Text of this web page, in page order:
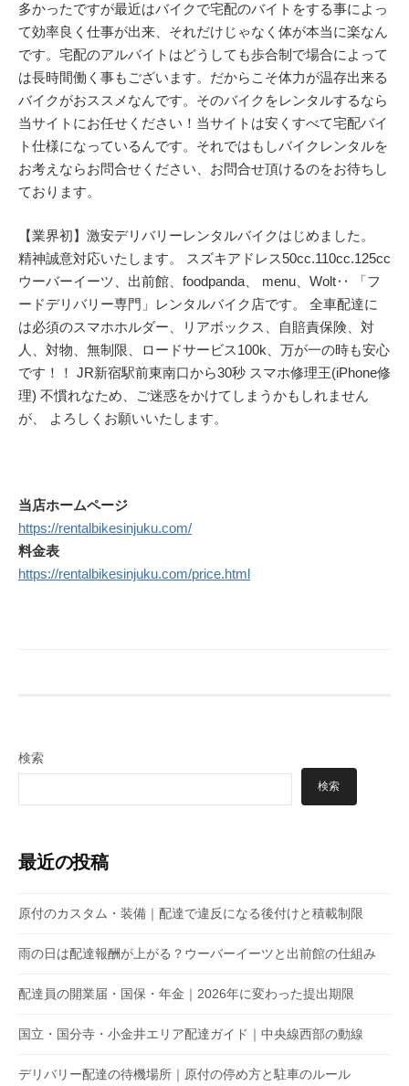
多かったですが最近はバイクで宅配のバイトをする事によっ
て効率良く仕事が出来、それだけじゃなく体が本当に楽なん
です。宅配のアルバイトはどうしても歩合制で場合によって
は長時間働く事もございます。だからこそ体力が温存出来る
バイクがおススメなんです。そのバイクをレンタルするなら
当サイトにお任せください！当サイトは安くすべて宅配バイ
ト仕様になっているんです。それではもしバイクレンタルを
お考えならお問合せください、お問合せ頂けるのをお待ちし
ております。
【業界初】激安デリバリーレンタルバイクはじめました。
精神誠意対応いたします。 スズキアドレス50cc.110cc.125cc
ウーバーイーツ、出前館、foodpanda、 menu、Wolt‥ 「フ
ードデリバリー専門」レンタルバイク店です。 全車配達に
は必須のスマホホルダー、リアボックス、自賠責保険、対
人、対物、無制限、ロードサービス100k、万が一の時も安心
です！！ JR新宿駅前東南口から30秒 スマホ修理王(iPhone修
理) 不慣れなため、ご迷惑をかけてしまうかもしれません
が、 よろしくお願いいたします。
当店ホームページ
https://rentalbikesinjuku.com/
料金表
https://rentalbikesinjuku.com/price.html
検索
検索
最近の投稿
原付のカスタム・装備｜配達で違反になる後付けと積載制限
雨の日は配達報酬が上がる？ウーバーイーツと出前館の仕組み
配達員の開業届・国保・年金｜2026年に変わった提出期限
国立・国分寺・小金井エリア配達ガイド｜中央線西部の動線
デリバリー配達の待機場所｜原付の停め方と駐車のルール